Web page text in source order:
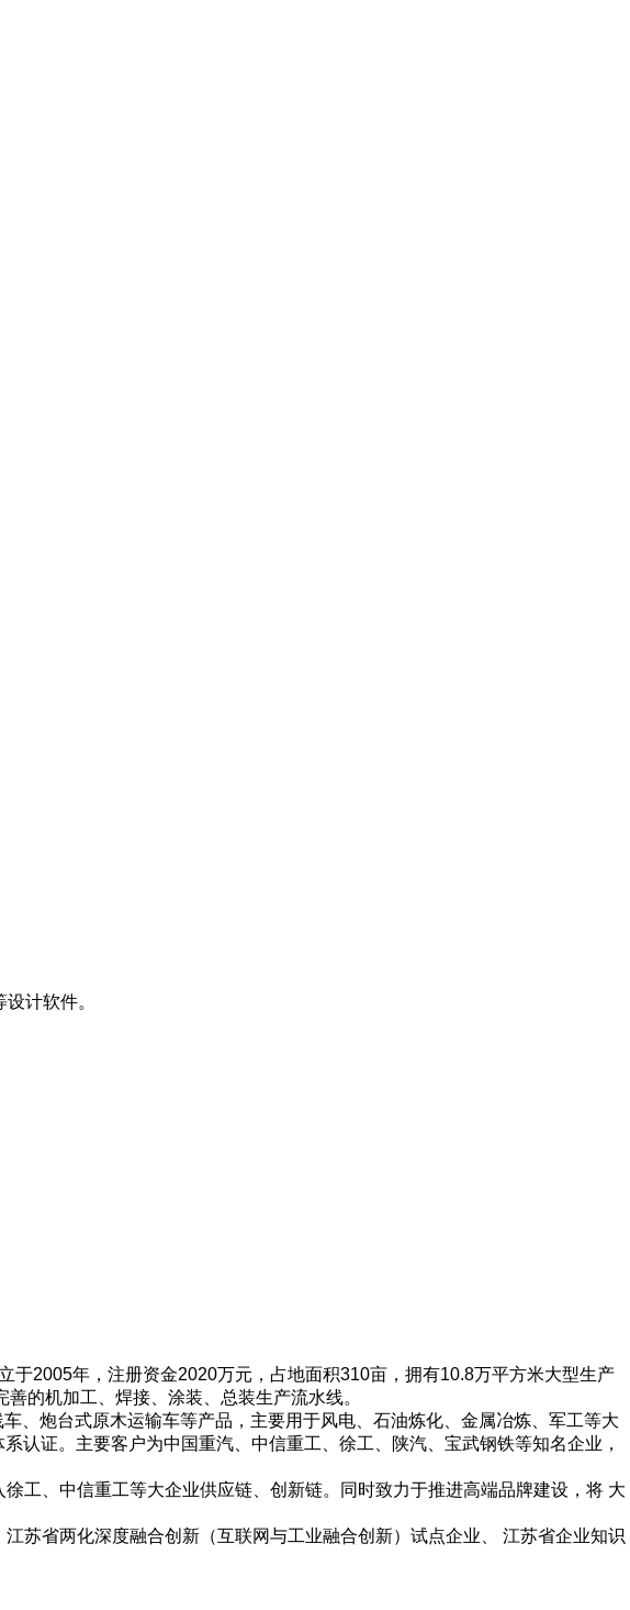
计软件。
2005年，注册资金2020万元，占地面积310亩， 拥有10.8万平方米大型生产
的机加工、焊接、涂装、总装生产流水线。
、炮台式原木运输车等产品，主要用于风电、石油炼化、金属冶炼、军工等大
认证。主要客户为中国重汽、中信重工、徐工、陕汽、宝武钢铁等知名企业 ，
工、中信重工等大企业供应链、创新链。同时致力于推进高端品牌建设，将 大
苏省两化深度融合创新（互联网与工业融合创新）试点企业、 江苏省企业知识